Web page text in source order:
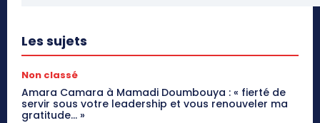
Les sujets
Non classé
Amara Camara à Mamadi Doumbouya : « fierté de
servir sous votre leadership et vous renouveler ma
gratitude… »